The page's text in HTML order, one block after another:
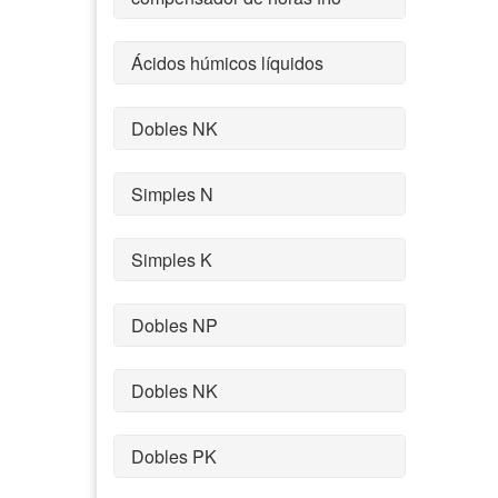
Ácidos húmicos líquidos
Dobles NK
Simples N
Simples K
Dobles NP
Dobles NK
Dobles PK